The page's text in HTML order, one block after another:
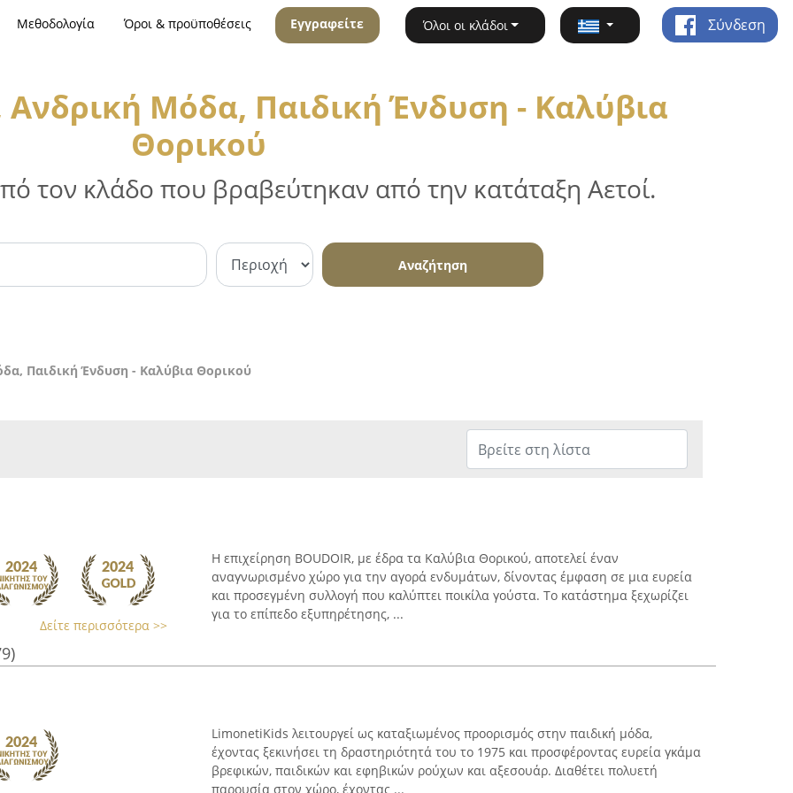
Μεθοδολογία Όροι & προϋποθέσεις Εγγραφείτε Όλοι οι κλάδοι Σύνδεση
Ανδρική Μόδα, Παιδική Ένδυση - Καλύβια
Θορικού
τον κλάδο που βραβεύτηκαν από την κατάταξη Αετοί.
Αναζήτηση
Παιδική Ένδυση - Καλύβια Θορικού
Δείτε περισσότερα >>
Η επιχείρηση BOUDOIR, με έδρα τα Καλύβια Θορικού, αποτελεί έναν
αναγνωρισμένο χώρο για την αγορά ενδυμάτων, δίνοντας έμφαση σε μια ευρεία
και προσεγμένη συλλογή που καλύπτει ποικίλα γούστα. Το κατάστημα ξεχωρίζει
για το επίπεδο εξυπηρέτησης, ...
LimonetiKids λειτουργεί ως καταξιωμένος προορισμός στην παιδική μόδα,
έχοντας ξεκινήσει τη δραστηριότητά του το 1975 και προσφέροντας ευρεία γκάμα
βρεφικών, παιδικών και εφηβικών ρούχων και αξεσουάρ. Διαθέτει πολυετή
παρουσία στον χώρο, έχοντας ...